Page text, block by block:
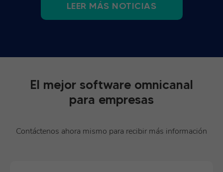
LEER MÁS NOTICIAS
El mejor software omnicanal
para empresas
Contáctenos ahora mismo para recibir más información